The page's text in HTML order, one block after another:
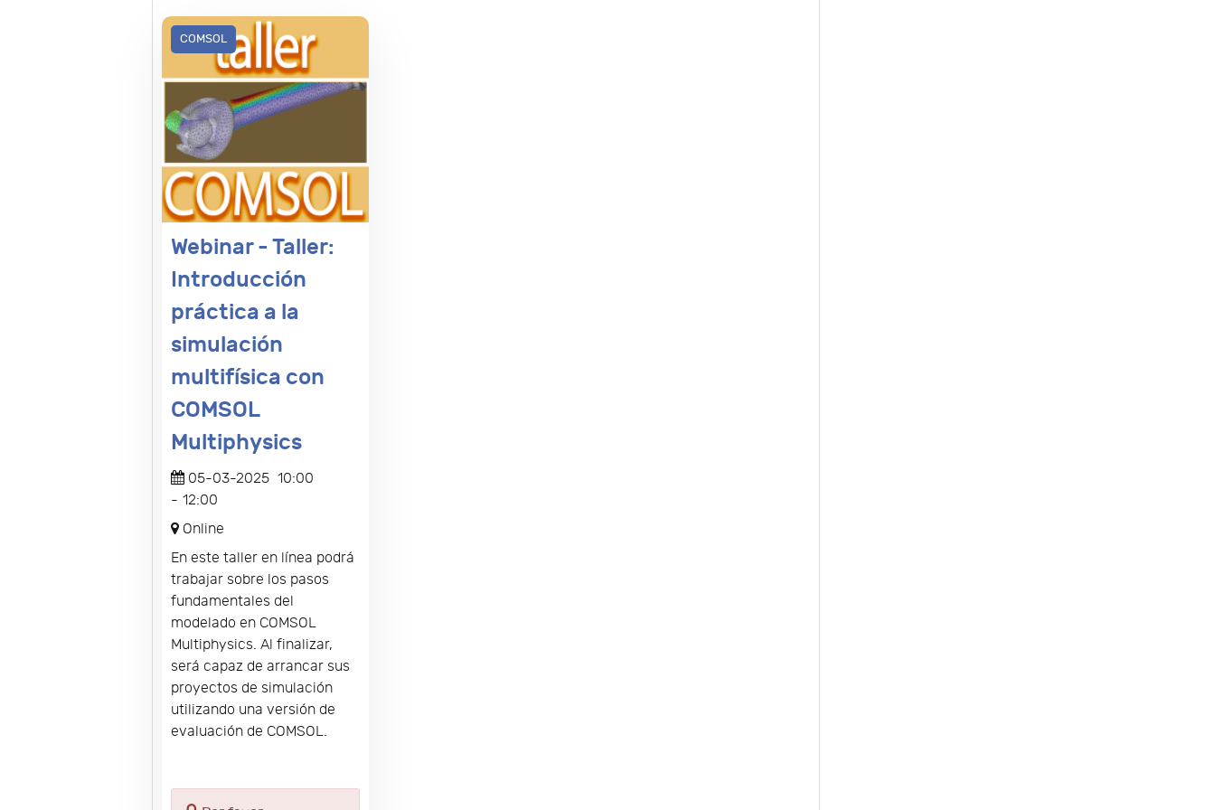
COMSOL
Webinar - Taller:
Introducción
práctica a la
simulación
multifísica con
COMSOL
Multiphysics
05-03-2025 10:00
- 12:00
Online
En este taller en línea podrá
trabajar sobre los pasos
fundamentales del
modelado en COMSOL
Multiphysics. Al finalizar,
será capaz de arrancar sus
proyectos de simulación
utilizando una versión de
evaluación de COMSOL.